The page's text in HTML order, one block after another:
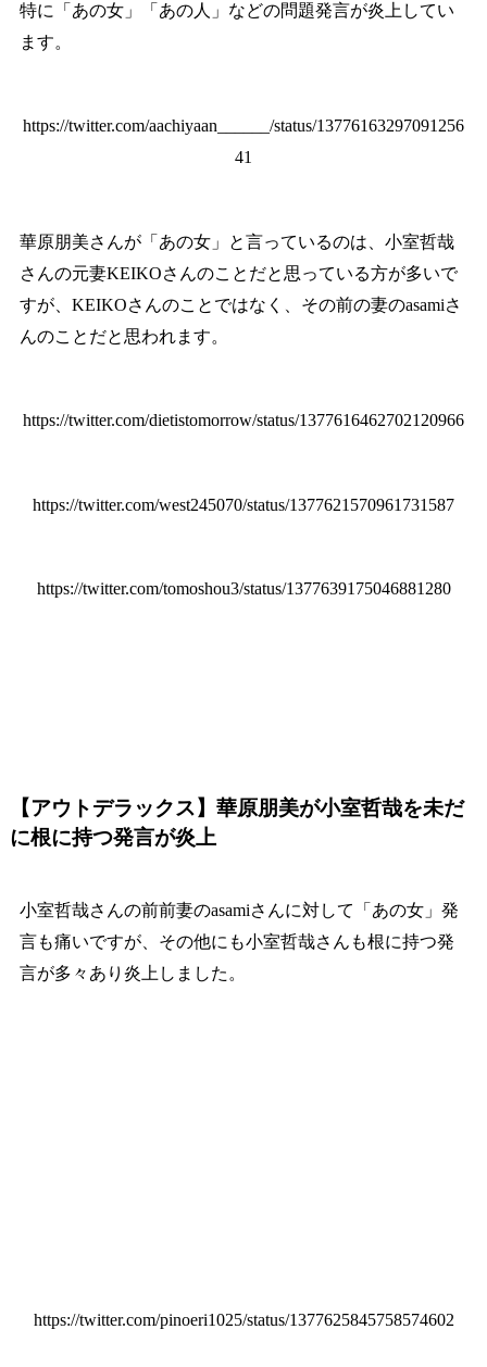
特に「あの女」「あの人」などの問題発言が炎上してい
ます。
https://twitter.com/aachiyaan______/status/13776163297091256
41
華原朋美さんが「あの女」と言っているのは、小室哲哉
さんの元妻KEIKOさんのことだと思っている方が多いで
すが、KEIKOさんのことではなく、その前の妻のasamiさ
んのことだと思われます。
https://twitter.com/dietistomorrow/status/1377616462702120966
https://twitter.com/west245070/status/1377621570961731587
https://twitter.com/tomoshou3/status/1377639175046881280
【アウトデラックス】華原朋美が小室哲哉を未だ
に根に持つ発言が炎上
小室哲哉さんの前前妻のasamiさんに対して「あの女」発
言も痛いですが、その他にも小室哲哉さんも根に持つ発
言が多々あり炎上しました。
https://twitter.com/pinoeri1025/status/1377625845758574602